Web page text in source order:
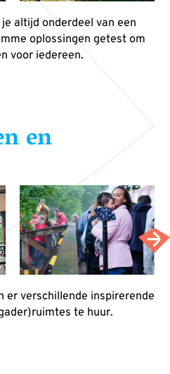
altijd onderdeel van een
oplossingen getest om
voor iedereen.
en
er verschillende inspirerende
te huur.